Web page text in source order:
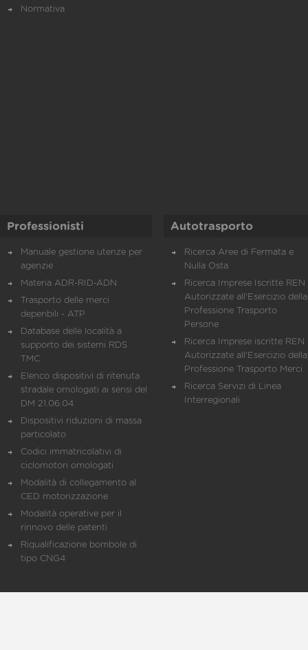
Normativa
Professionisti
Manuale gestione utenze per
agenzie
Materia ADR-RID-ADN
Trasporto delle merci
deperibili - ATP
Database delle località a
supporto dei sistemi RDS
TMC
Elenco dispositivi di ritenuta
stradale omologati ai sensi del
DM 21.06.04
Dispositivi riduzioni di massa
particolato
Codici immatricolativi di
ciclomotori omologati
Modalità di collegamento al
CED motorizzazione
Modalità operative per il
rinnovo delle patenti
Riqualificazione bombole di
tipo CNG4
Autotrasporto
Ricerca Aree di Fermata e
Nulla Osta
Ricerca Imprese Iscritte REN
Autorizzate all'Esercizio della
Professione Trasporto
Persone
Ricerca Imprese iscritte REN
Autorizzate all'Esercizio della
Professione Trasporto Merci
Ricerca Servizi di Linea
Interregionali